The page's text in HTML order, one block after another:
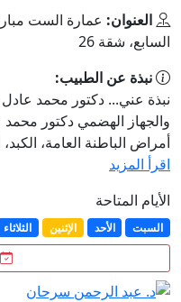
العنوان: عمارة الست
السابع، شقة 26
نبذة عن الطبيب:
نبذة عني... دكتور محمد
والجهاز الهضمي دكتور
أمراض الباطنة العامة،
اقرأ المزيد
الأيام المتاحة
السبت الأحد الإثنين الثلاثاء